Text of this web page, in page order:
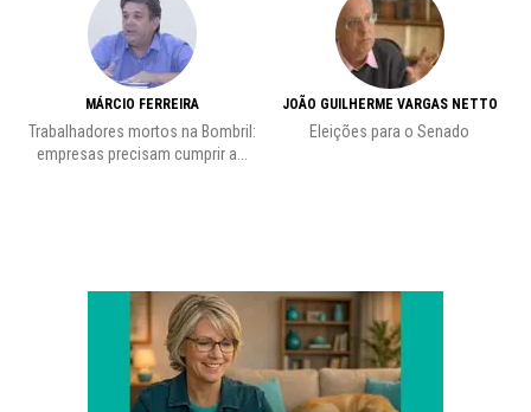
MÁRCIO FERREIRA
Trabalhadores mortos na Bombril:
empresas precisam cumprir a...
JOÃO GUILHERME VARGAS NETTO
Eleições para o Senado